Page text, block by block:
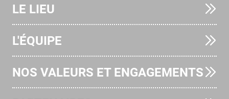
LE LIEU
L'ÉQUIPE
NOS VALEURS ET ENGAGEMENTS